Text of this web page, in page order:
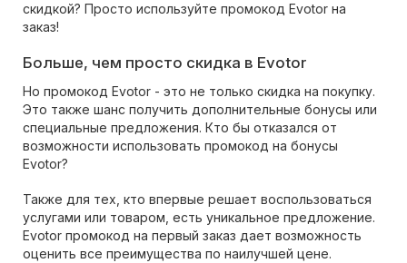
скидкой? Просто используйте промокод Evotor на
заказ!
Больше, чем просто скидка в Evotor
Но промокод Evotor - это не только скидка на покупку.
Это также шанс получить дополнительные бонусы или
специальные предложения. Кто бы отказался от
возможности использовать промокод на бонусы
Evotor?
Также для тех, кто впервые решает воспользоваться
услугами или товаром, есть уникальное предложение.
Evotor промокод на первый заказ дает возможность
оценить все преимущества по наилучшей цене.